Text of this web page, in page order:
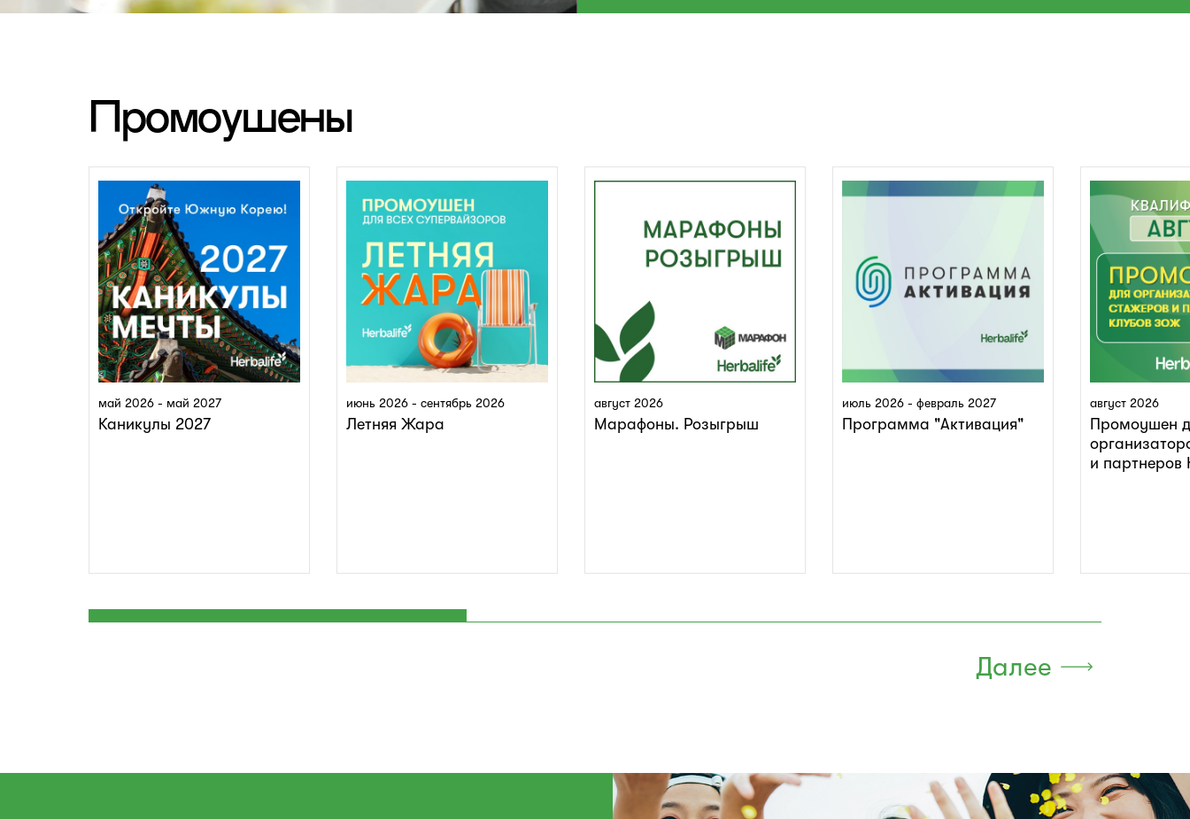
Промоушены
Каникулы 2027
май 2026 - май 2027
Летняя Жара
июнь 2026 - сентябрь 2026
Марафоны. Розыгрыш
август 2026
Программа "Активация"
июль 2026 - февраль 2027
Промоушен
и партнеров
август 2026
Далее